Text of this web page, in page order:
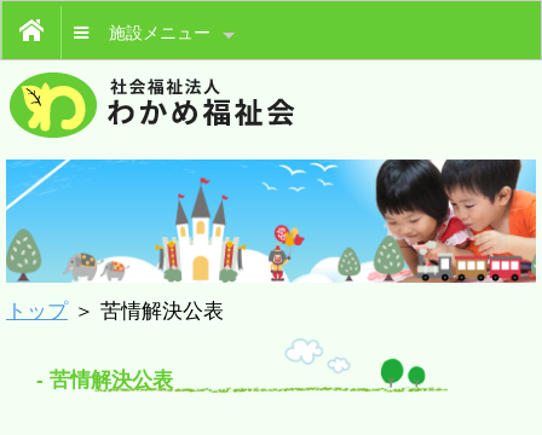
施設メニュー
トップ＞ 苦情解決公表
- 苦情解決公表